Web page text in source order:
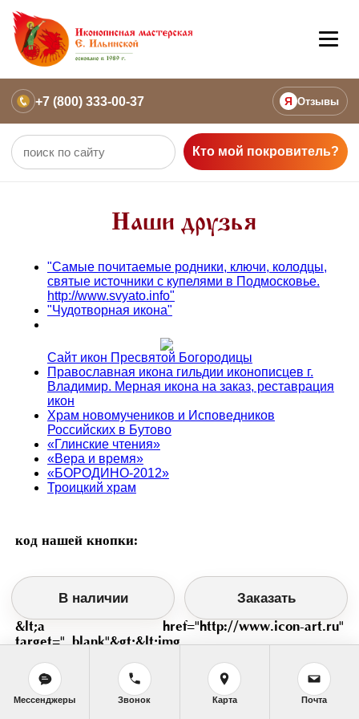
+7 (800) 333-00-37 Я Отзывы
Кто мой покровитель?
Наши друзья
"Самые почитаемые родники, ключи, колодцы,
святые источники с купелями в Подмосковье.
http://www.svyato.info"
"Чудотворная икона"
Сайт икон Пресвятой Богородицы
Православная икона гильдии иконописцев г.
Владимир. Мерная икона на заказ, реставрация
икон
Храм новомучеников и Исповедников
Российских в Бутово
«Глинские чтения»
«Вера и время»
«БОРОДИНО-2012»
Троицкий храм
код нашей кнопки:
&lt;a href="http://www.icon-art.ru"
target="_blank"&gt;&lt;img
мастерская Екатерины Ильинской. Мерная икона,
именная
икона, реставрация" width="88" height="33"
В наличии Заказать
Мессенджеры Звонок Карта Почта